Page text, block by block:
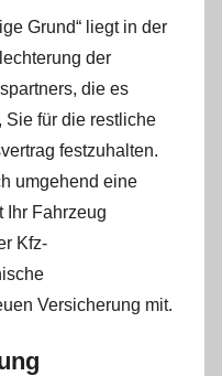
Grund“ liegt in der
der
die es
Sie für die restliche
festzuhalten.
umgehend eine
Ihr Fahrzeug
Kfz-
Versicherung mit.